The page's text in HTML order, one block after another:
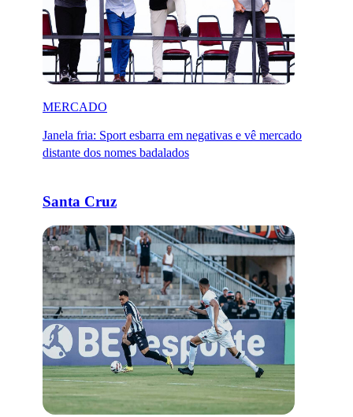
MERCADO
Janela fria: Sport esbarra em negativas e vê mercado
distante dos nomes badalados
Santa Cruz